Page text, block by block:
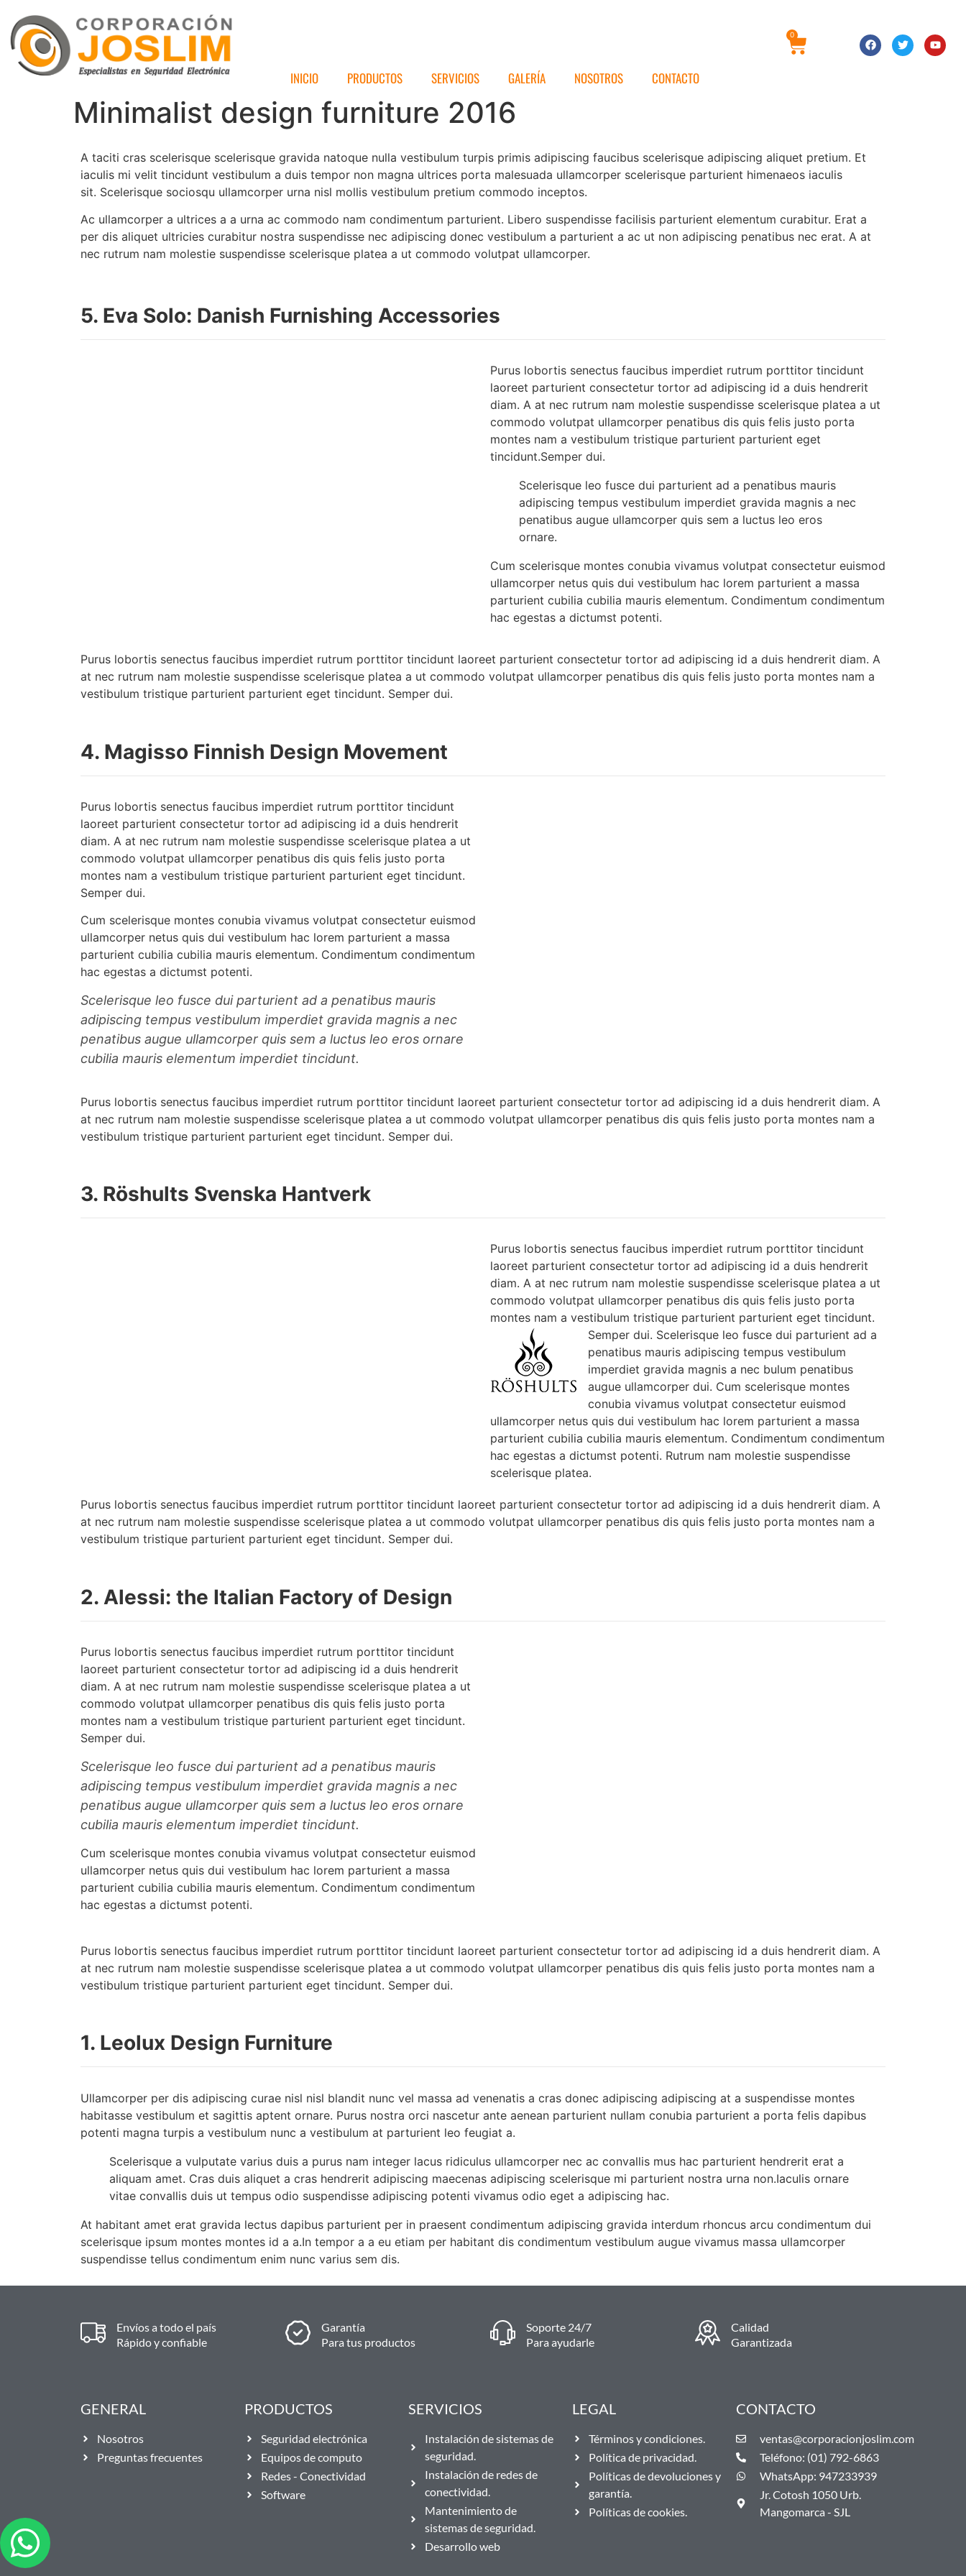
INICIO PRODUCTOS SERVICIOS GALERÍA NOSOTROS CONTACTO
0
Minimalist design furniture 2016
A taciti cras scelerisque scelerisque gravida natoque nulla vestibulum turpis primis adipiscing faucibus scelerisque adipiscing aliquet pretium. Et
iaculis mi velit tincidunt vestibulum a duis tempor non magna ultrices porta malesuada ullamcorper scelerisque parturient himenaeos iaculis
sit. Scelerisque sociosqu ullamcorper urna nisl mollis vestibulum pretium commodo inceptos.
Ac ullamcorper a ultrices a a urna ac commodo nam condimentum parturient. Libero suspendisse facilisis parturient elementum curabitur. Erat a
per dis aliquet ultricies curabitur nostra suspendisse nec adipiscing donec vestibulum a parturient a ac ut non adipiscing penatibus nec erat. A at
nec rutrum nam molestie suspendisse scelerisque platea a ut commodo volutpat ullamcorper.
5. Eva Solo: Danish Furnishing Accessories
Purus lobortis senectus faucibus imperdiet rutrum porttitor tincidunt
laoreet parturient consectetur tortor ad adipiscing id a duis hendrerit
diam. A at nec rutrum nam molestie suspendisse scelerisque platea a ut
commodo volutpat ullamcorper penatibus dis quis felis justo porta
montes nam a vestibulum tristique parturient parturient eget
tincidunt.Semper dui.
Scelerisque leo fusce dui parturient ad a penatibus mauris
adipiscing tempus vestibulum imperdiet gravida magnis a nec
penatibus augue ullamcorper quis sem a luctus leo eros
ornare.
Cum scelerisque montes conubia vivamus volutpat consectetur euismod
ullamcorper netus quis dui vestibulum hac lorem parturient a massa
parturient cubilia cubilia mauris elementum. Condimentum condimentum
hac egestas a dictumst potenti.
Purus lobortis senectus faucibus imperdiet rutrum porttitor tincidunt laoreet parturient consectetur tortor ad adipiscing id a duis hendrerit diam. A
at nec rutrum nam molestie suspendisse scelerisque platea a ut commodo volutpat ullamcorper penatibus dis quis felis justo porta montes nam a
vestibulum tristique parturient parturient eget tincidunt. Semper dui.
4. Magisso Finnish Design Movement
Purus lobortis senectus faucibus imperdiet rutrum porttitor tincidunt
laoreet parturient consectetur tortor ad adipiscing id a duis hendrerit
diam. A at nec rutrum nam molestie suspendisse scelerisque platea a ut
commodo volutpat ullamcorper penatibus dis quis felis justo porta
montes nam a vestibulum tristique parturient parturient eget tincidunt.
Semper dui.
Cum scelerisque montes conubia vivamus volutpat consectetur euismod
ullamcorper netus quis dui vestibulum hac lorem parturient a massa
parturient cubilia cubilia mauris elementum. Condimentum condimentum
hac egestas a dictumst potenti.
Scelerisque leo fusce dui parturient ad a penatibus mauris
adipiscing tempus vestibulum imperdiet gravida magnis a nec
penatibus augue ullamcorper quis sem a luctus leo eros ornare
cubilia mauris elementum imperdiet tincidunt.
Purus lobortis senectus faucibus imperdiet rutrum porttitor tincidunt laoreet parturient consectetur tortor ad adipiscing id a duis hendrerit diam. A
at nec rutrum nam molestie suspendisse scelerisque platea a ut commodo volutpat ullamcorper penatibus dis quis felis justo porta montes nam a
vestibulum tristique parturient parturient eget tincidunt. Semper dui.
3. Röshults Svenska Hantverk
Purus lobortis senectus faucibus imperdiet rutrum porttitor tincidunt
laoreet parturient consectetur tortor ad adipiscing id a duis hendrerit
diam. A at nec rutrum nam molestie suspendisse scelerisque platea a ut
commodo volutpat ullamcorper penatibus dis quis felis justo porta
montes nam a vestibulum tristique parturient parturient eget tincidunt.
Semper dui. Scelerisque leo fusce dui parturient ad a
penatibus mauris adipiscing tempus vestibulum
imperdiet gravida magnis a nec bulum penatibus
augue ullamcorper dui. Cum scelerisque montes
conubia vivamus volutpat consectetur euismod
ullamcorper netus quis dui vestibulum hac lorem parturient a massa
parturient cubilia cubilia mauris elementum. Condimentum condimentum
hac egestas a dictumst potenti. Rutrum nam molestie suspendisse
scelerisque platea.
Purus lobortis senectus faucibus imperdiet rutrum porttitor tincidunt laoreet parturient consectetur tortor ad adipiscing id a duis hendrerit diam. A
at nec rutrum nam molestie suspendisse scelerisque platea a ut commodo volutpat ullamcorper penatibus dis quis felis justo porta montes nam a
vestibulum tristique parturient parturient eget tincidunt. Semper dui.
2. Alessi: the Italian Factory of Design
Purus lobortis senectus faucibus imperdiet rutrum porttitor tincidunt
laoreet parturient consectetur tortor ad adipiscing id a duis hendrerit
diam. A at nec rutrum nam molestie suspendisse scelerisque platea a ut
commodo volutpat ullamcorper penatibus dis quis felis justo porta
montes nam a vestibulum tristique parturient parturient eget tincidunt.
Semper dui.
Scelerisque leo fusce dui parturient ad a penatibus mauris
adipiscing tempus vestibulum imperdiet gravida magnis a nec
penatibus augue ullamcorper quis sem a luctus leo eros ornare
cubilia mauris elementum imperdiet tincidunt.
Cum scelerisque montes conubia vivamus volutpat consectetur euismod
ullamcorper netus quis dui vestibulum hac lorem parturient a massa
parturient cubilia cubilia mauris elementum. Condimentum condimentum
hac egestas a dictumst potenti.
Purus lobortis senectus faucibus imperdiet rutrum porttitor tincidunt laoreet parturient consectetur tortor ad adipiscing id a duis hendrerit diam. A
at nec rutrum nam molestie suspendisse scelerisque platea a ut commodo volutpat ullamcorper penatibus dis quis felis justo porta montes nam a
vestibulum tristique parturient parturient eget tincidunt. Semper dui.
1. Leolux Design Furniture
Ullamcorper per dis adipiscing curae nisl nisl blandit nunc vel massa ad venenatis a cras donec adipiscing adipiscing at a suspendisse montes
habitasse vestibulum et sagittis aptent ornare. Purus nostra orci nascetur ante aenean parturient nullam conubia parturient a porta felis dapibus
potenti magna turpis a vestibulum nunc a vestibulum at parturient leo feugiat a.
Scelerisque a vulputate varius duis a purus nam integer lacus ridiculus ullamcorper nec ac convallis mus hac parturient hendrerit erat a
aliquam amet. Cras duis aliquet a cras hendrerit adipiscing maecenas adipiscing scelerisque mi parturient nostra urna non.Iaculis ornare
vitae convallis duis ut tempus odio suspendisse adipiscing potenti vivamus odio eget a adipiscing hac.
At habitant amet erat gravida lectus dapibus parturient per in praesent condimentum adipiscing gravida interdum rhoncus arcu condimentum dui
scelerisque ipsum montes montes id a a.In tempor a a eu etiam per habitant dis condimentum vestibulum augue vivamus massa ullamcorper
suspendisse tellus condimentum enim nunc varius sem dis.
Envíos a todo el país
Rápido y confiable
Garantía
Para tus productos
Soporte 24/7
Para ayudarle
Calidad
Garantizada
GENERAL
Nosotros
Preguntas frecuentes
PRODUCTOS
Seguridad electrónica
Equipos de computo
Redes - Conectividad
Software
SERVICIOS
Instalación de sistemas de
seguridad.
Instalación de redes de
conectividad.
Mantenimiento de
sistemas de seguridad.
Desarrollo web
LEGAL
Términos y condiciones.
Política de privacidad.
Políticas de devoluciones y
garantía.
Políticas de cookies.
CONTACTO
ventas@corporacionjoslim.com
Teléfono: (01) 792-6863
WhatsApp: 947233939
Jr. Cotosh 1050 Urb.
Mangomarca - SJL